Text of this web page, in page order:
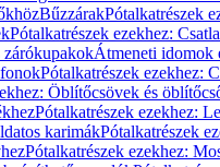
BűzzárakPótalkatrészek
Pótalkatrészek ezekhez:
zárókupakokÁtmeneti idomok
Pótalkatrészek ezekhez:
Öblítőcsövek és
Pótalkatrészek ezekhez:
karimákPótalkatrészek
Pótalkatrészek ezekhez: